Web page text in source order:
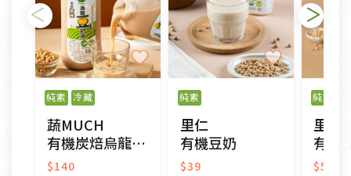
不適用七天鑑賞期商品：
以數位或電磁紀錄形式儲存之商品、易於變質或損壞
之商品、以及性質上無法或不適合退換之商品：如
CD、VCD、DVD、電腦軟體，若產品瑕疵無法讀取僅
接受原片換新。
衣飾鞋類-如T恤，如於送達後水洗或污損者。
美容保養用品、內衣褲、襪子、口罩等私人消耗性產
純素 冷藏
蔬MUCH
有機炭焙烏龍豆奶茶-960ml
$140
純素
里仁
有機豆奶
$39
純素
里仁
有機
$50